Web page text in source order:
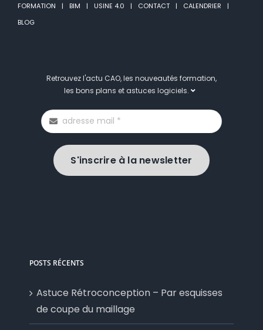
FORMATION BIM USINE 4.0 CONTACT
CALENDRIER
BLOG
Retrouvez l'actu CAO, les nouveautés formation,
les bons plans et astuces logiciels.
S'inscrire à la newsletter
POSTS RÉCENTS
Astuce Rétroconception – Par esquisses
de coupe du maillage